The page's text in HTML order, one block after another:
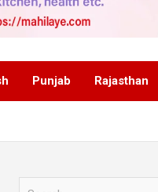
Punjab Rajasthan